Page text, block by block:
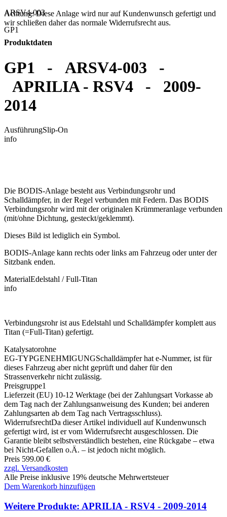
ARSV4-003
GP1
Achtung: Diese Anlage wird nur auf Kundenwunsch gefertigt und
wir schließen daher das normale Widerrufsrecht aus.
Produktdaten
GP1 - ARSV4-003 -
APRILIA - RSV4 - 2009-
2014
AusführungSlip-On
info
Die BODIS-Anlage besteht aus Verbindungsrohr und
Schalldämpfer, in der Regel verbunden mit Federn. Das BODIS
Verbindungsrohr wird mit der originalen Krümmeranlage verbunden
(mit/ohne Dichtung, gesteckt/geklemmt).
Dieses Bild ist lediglich ein Symbol.
BODIS-Anlage kann rechts oder links am Fahrzeug oder unter der
Sitzbank enden.
MaterialEdelstahl / Full-Titan
info
Verbindungsrohr ist aus Edelstahl und Schalldämpfer komplett aus
Titan (=Full-Titan) gefertigt.
Katalysatorohne
EG-TYPGENEHMIGUNGSchalldämpfer hat e-Nummer, ist für
dieses Fahrzeug aber nicht geprüft und daher für den
Strassenverkehr nicht zulässig.
Preisgruppe1
Lieferzeit (EU) 10-12 Werktage (bei der Zahlungsart Vorkasse ab
dem Tag nach der Zahlungsanweisung des Kunden; bei anderen
Zahlungsarten ab dem Tag nach Vertragsschluss).
WiderrufsrechtDa dieser Artikel individuell auf Kundenwunsch
gefertigt wird, ist er vom Widerrufsrecht ausgeschlossen. Die
Garantie bleibt selbstverständlich bestehen, eine Rückgabe – etwa
bei Nicht-Gefallen o.Ä. – ist jedoch nicht möglich.
Preis 599.00 €
zzgl. Versandkosten
Alle Preise inklusive 19% deutsche Mehrwertsteuer
Dem Warenkorb hinzufügen
Weitere Produkte: APRILIA - RSV4 - 2009-2014